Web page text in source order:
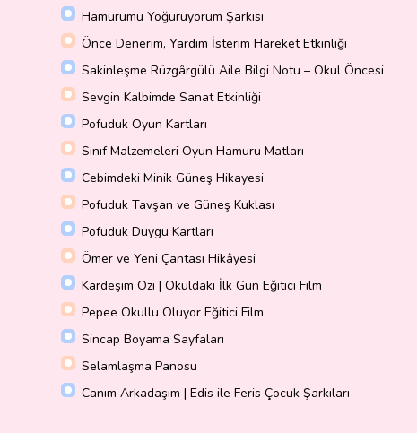
Hamurumu Yoğuruyorum Şarkısı
Önce Denerim, Yardım İsterim Hareket Etkinliği
Sakinleşme Rüzgârgülü Aile Bilgi Notu – Okul Öncesi
Sevgin Kalbimde Sanat Etkinliği
Pofuduk Oyun Kartları
Sınıf Malzemeleri Oyun Hamuru Matları
Cebimdeki Minik Güneş Hikayesi
Pofuduk Tavşan ve Güneş Kuklası
Pofuduk Duygu Kartları
Ömer ve Yeni Çantası Hikâyesi
Kardeşim Ozi | Okuldaki İlk Gün Eğitici Film
Pepee Okullu Oluyor Eğitici Film
Sincap Boyama Sayfaları
Selamlaşma Panosu
Canım Arkadaşım | Edis ile Feris Çocuk Şarkıları